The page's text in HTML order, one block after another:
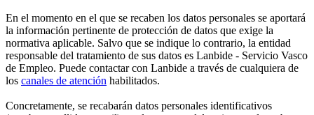
En el momento en el que se recaben los datos personales se aportará
la información pertinente de protección de datos que exige la
normativa aplicable. Salvo que se indique lo contrario, la entidad
responsable del tratamiento de sus datos es Lanbide - Servicio Vasco
de Empleo. Puede contactar con Lanbide a través de cualquiera de
los canales de atención habilitados.
Concretamente, se recabarán datos personales identificativos